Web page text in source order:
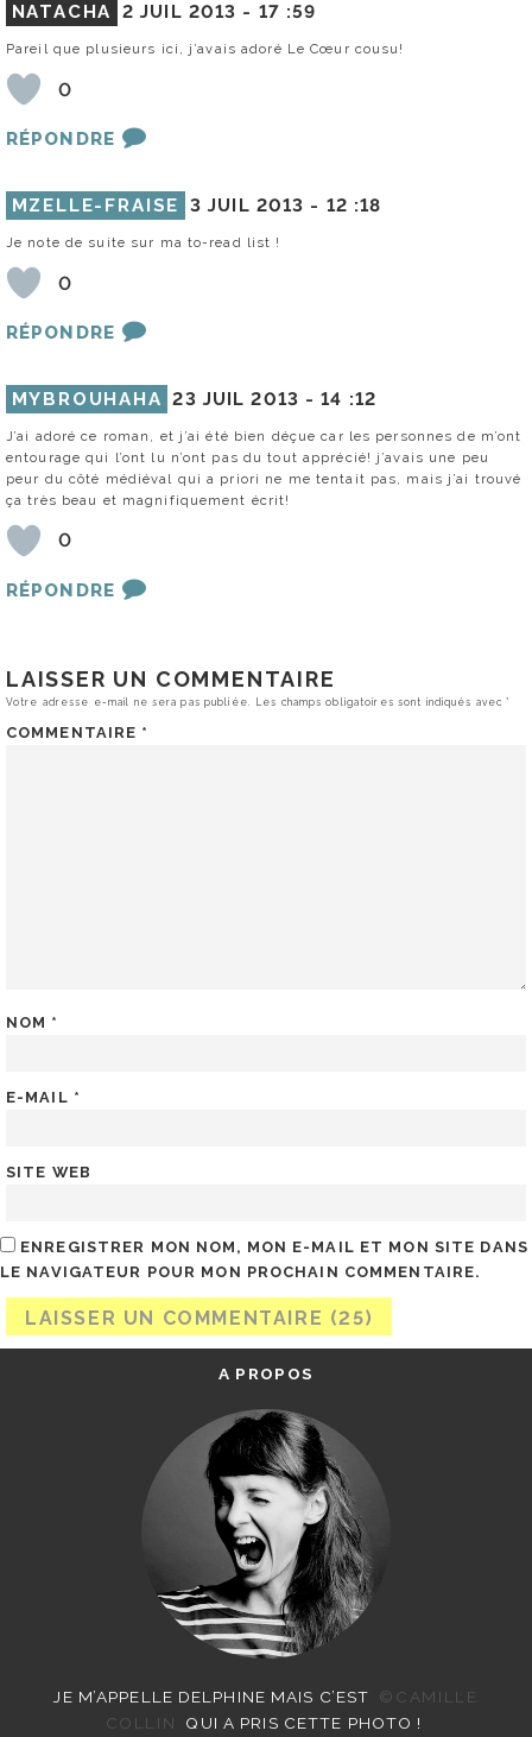
NATACHA 2 JUIL 2013 - 17 :59
Pareil que plusieurs ici, j’avais adoré Le Cœur cousu!
0
RÉPONDRE
MZELLE-FRAISE 3 JUIL 2013 - 12 :18
Je note de suite sur ma to-read list !
0
RÉPONDRE
MYBROUHAHA 23 JUIL 2013 -14 :12
J’ai adoré ce roman, et j’ai été bien déçue car les personnes de m’ont
entourage qui l’ont lu n’ont pas du tout apprécié! j’avais une peu
peur du côté médiéval qui a priori ne me tentait pas, mais j’ai trouvé
ça très beau et magnifiquement écrit!
0
RÉPONDRE
LAISSER UN COMMENTAIRE
Votre adresse e-mail ne sera pas publiée. Les champs obligatoires sont indiqués avec*
COMMENTAIRE *
NOM *
E-MAIL *
SITE WEB
ENREGISTRER MON NOM, MON E-MAIL ET MON SITE DANS
LE NAVIGATEUR POUR MON PROCHAIN COMMENTAIRE.
A PROPOS
JE M’APPELLE DELPHINE MAIS C’EST
©CAMILLE
COLLIN
QUI A PRIS CETTE PHOTO !